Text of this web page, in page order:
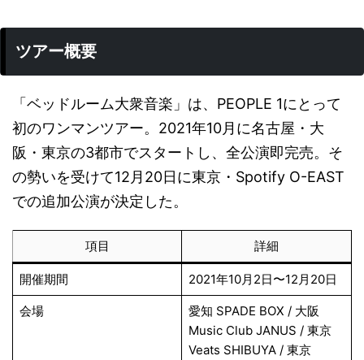
ツアー概要
「ベッドルーム大衆音楽」は、PEOPLE 1にとって
初のワンマンツアー。2021年10月に名古屋・大
阪・東京の3都市でスタートし、全公演即完売。そ
の勢いを受けて12月20日に東京・Spotify O-EAST
での追加公演が決定した。
項目 詳細
開催期間 2021年10月2日〜12月20日
会場
愛知 SPADE BOX / 大阪
Music Club JANUS / 東京
Veats SHIBUYA / 東京